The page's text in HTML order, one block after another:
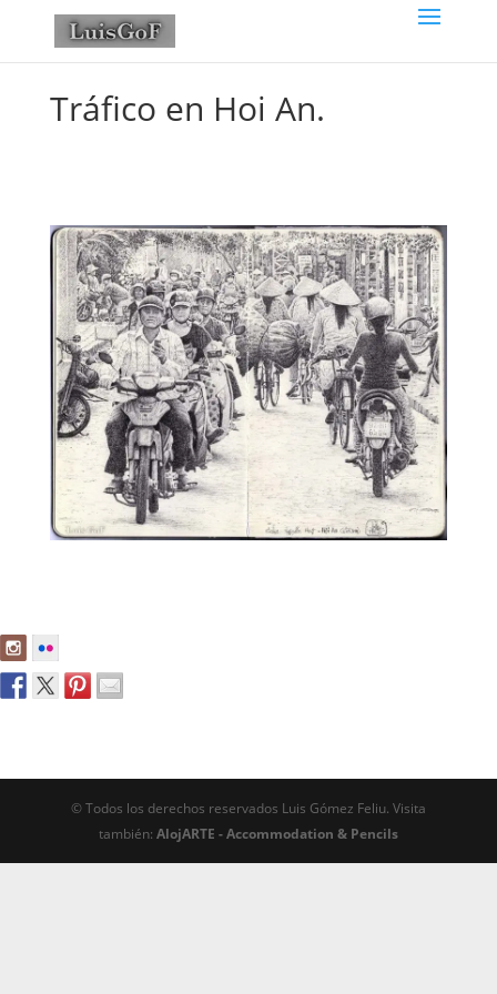
Tráfico en Hoi An.
© Todos los derechos reservados Luis Gómez Feliu. Visita
también: AlojARTE - Accommodation & Pencils